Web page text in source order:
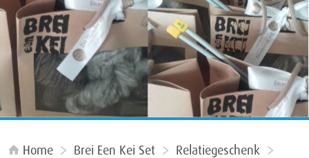
Home Brei Een Kei Set
Relatiegeschenk